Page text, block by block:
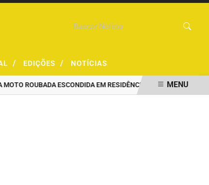
/ EDIÇÕES / NOTÍCIAS
ESCONDIDA EM RESIDÊNCIA PRF CAPTURA
MENU